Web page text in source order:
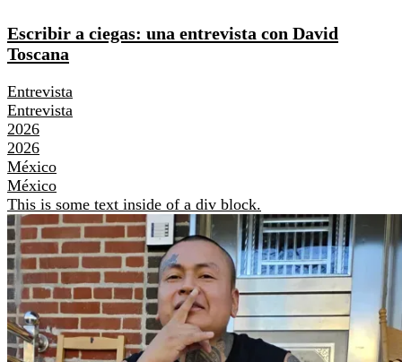
Escribir a ciegas: una entrevista con David
Toscana
Entrevista
Entrevista
2026
2026
México
México
This is some text inside of a div block.